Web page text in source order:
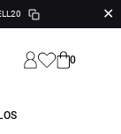
✕
0